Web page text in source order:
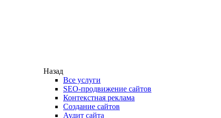
Назад
Все услуги
SEO-продвижение сайтов
Контекстная реклама
Создание сайтов
Аудит сайта